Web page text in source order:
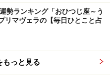
勢ランキング「おひつじ座～う
リマヴェラの【毎日ひとこと占
もっと見る